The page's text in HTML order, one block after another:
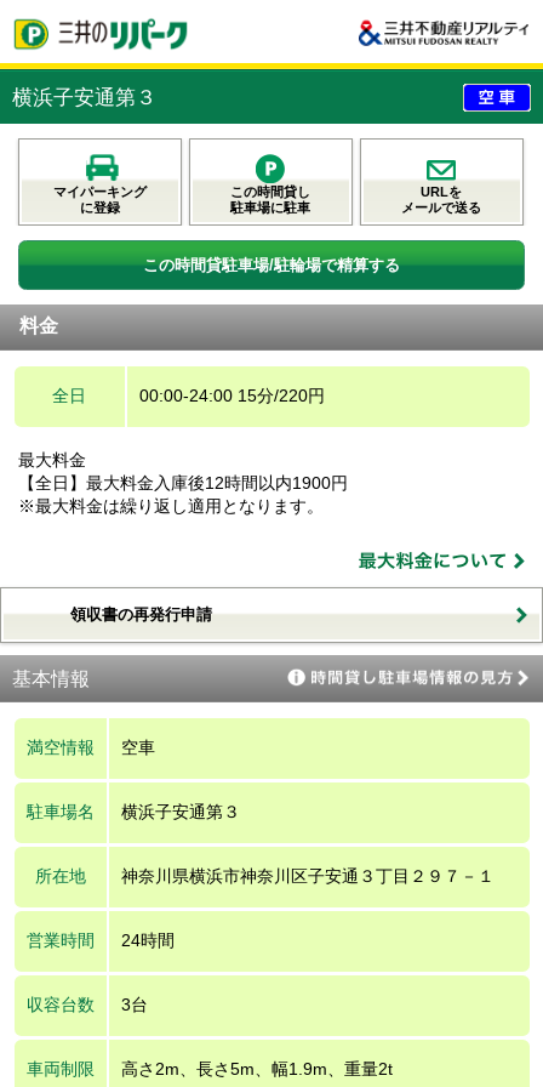
横浜子安通第３
マイパーキング
に登録
この時間貸し
駐車場に駐車
URLを
メールで送る
この時間貸駐車場/駐輪場で精算する
料金
全日 00:00-24:00 15分/220円
最大料金
【全日】最大料金入庫後12時間以内1900円
※最大料金は繰り返し適用となります。
領収書の再発行申請
基本情報
満空情報 空車
駐車場名 横浜子安通第３
所在地 神奈川県横浜市神奈川区子安通３丁目２９７－１
営業時間 24時間
収容台数 3台
車両制限 高さ2m、長さ5m、幅1.9m、重量2t